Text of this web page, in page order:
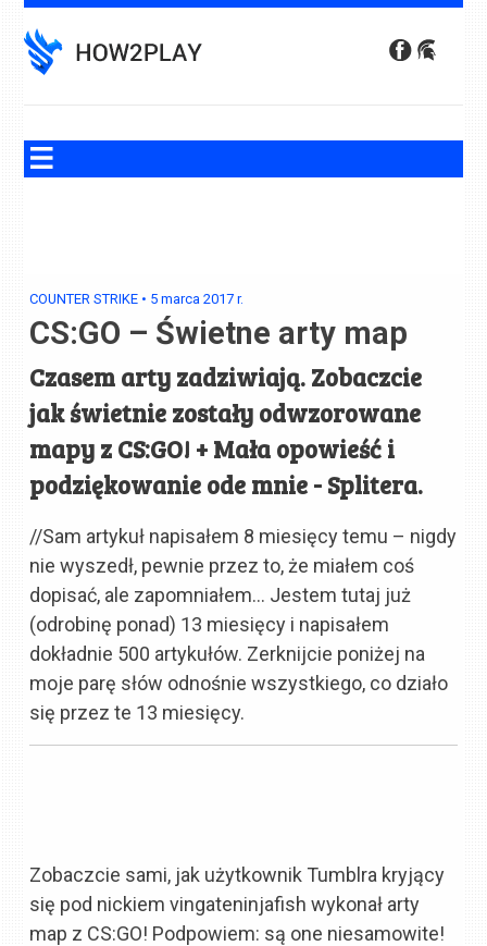
to
content
COUNTER STRIKE • 5 marca 2017 r.
CS:GO – Świetne arty map
Czasem arty zadziwiają. Zobaczcie
jak świetnie zostały odwzorowane
mapy z CS:GO! + Mała opowieść i
podziękowanie ode mnie - Splitera.
//Sam artykuł napisałem 8 miesięcy temu – nigdy
nie wyszedł, pewnie przez to, że miałem coś
dopisać, ale zapomniałem… Jestem tutaj już
(odrobinę ponad) 13 miesięcy i napisałem
dokładnie 500 artykułów. Zerknijcie poniżej na
moje parę słów odnośnie wszystkiego, co działo
się przez te 13 miesięcy.
Zobaczcie sami, jak użytkownik Tumblra kryjący
się pod nickiem vingateninjafish wykonał arty
map z CS:GO! Podpowiem: są one niesamowite!